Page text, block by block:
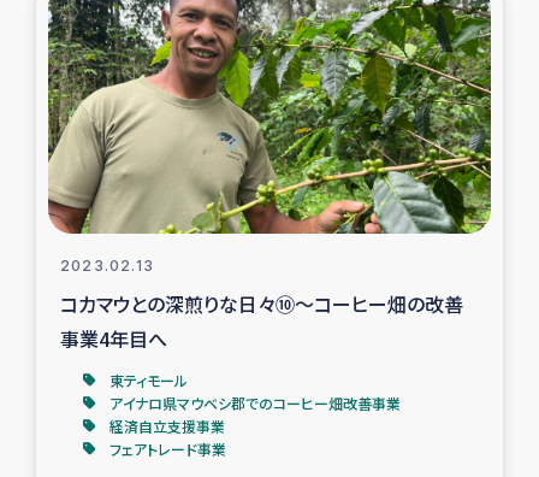
2023.02.13
コカマウとの深煎りな日々⑩～コーヒー畑の改善
事業4年目へ
東ティモール
アイナロ県マウベシ郡でのコーヒー畑改善事業
経済自立支援事業
フェアトレード事業